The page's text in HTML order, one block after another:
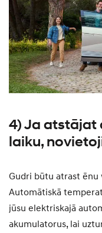
4) Ja atstājat
laiku,
Gudri būtu atrast ēnu
Automātiskā
jūsu elektriskajā
akumulatorus, lai